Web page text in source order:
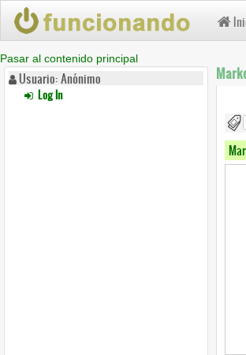
Pasar al contenido principal
Usuario: Anónimo
Log In